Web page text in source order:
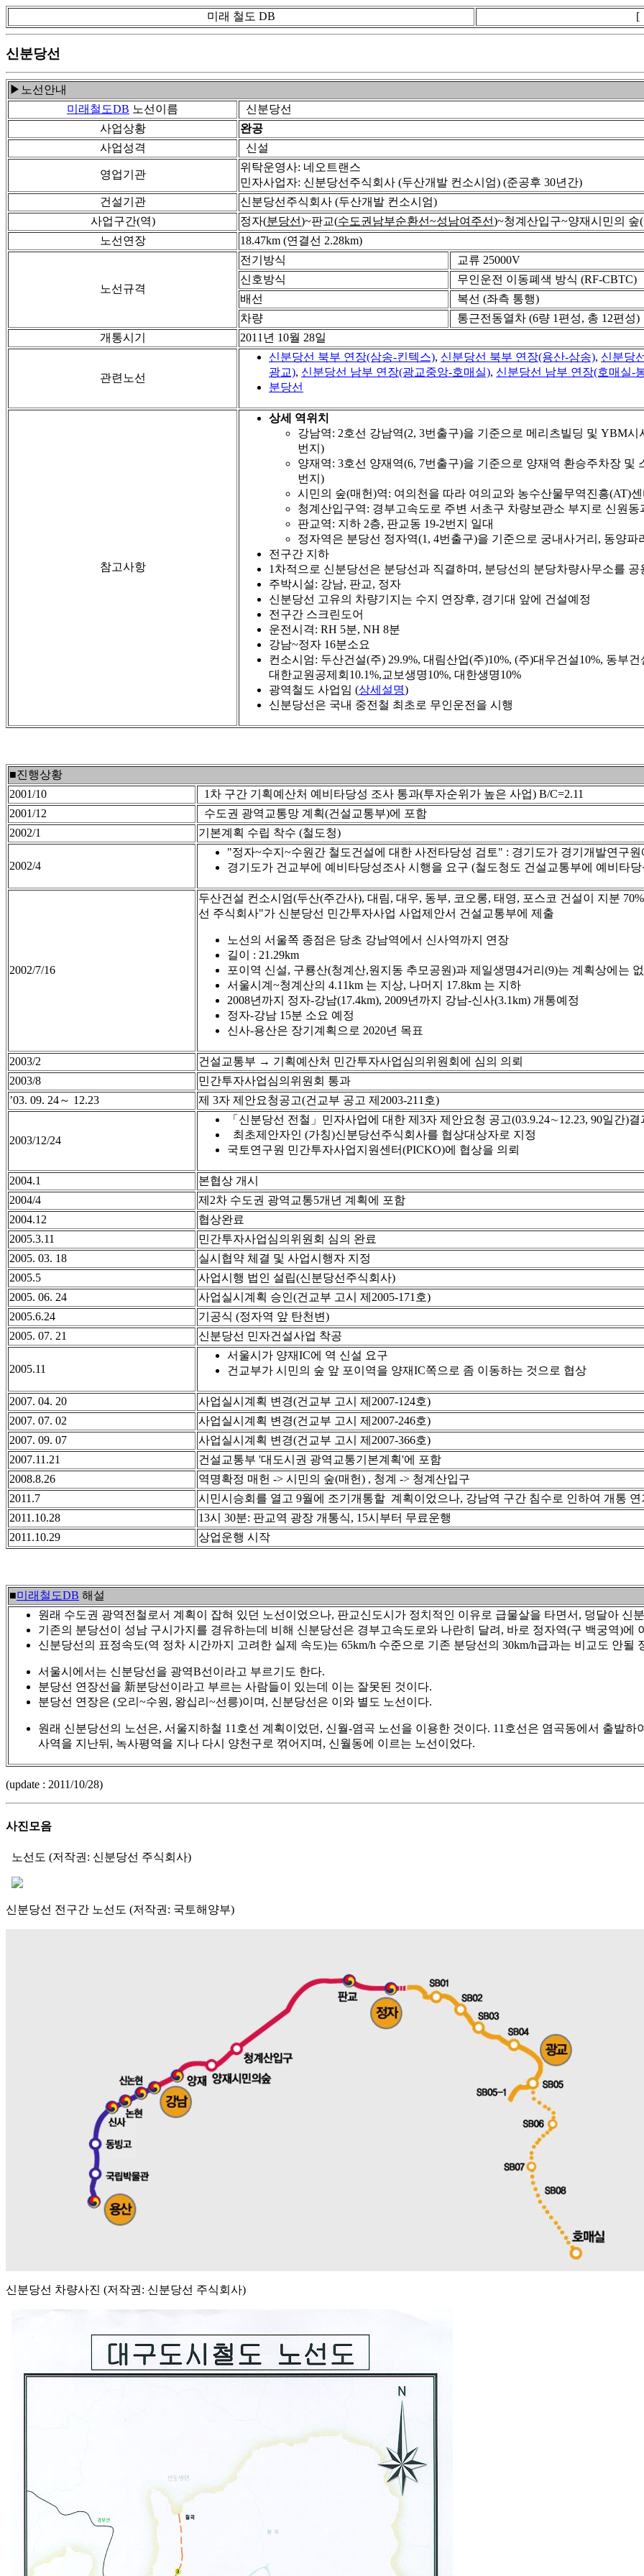
미래 철도 DB
신분당선
▶노선안내
미래철도DB 노선이름
신분당선
사업상황
완공
사업성격
신설
영업기관
위탁운영사: 네오트랜스
민자사업자: 신분당선주식회사 (두산개발 컨소시엄) (준공후 30년간)
건설기관
신분당선주식회사 (두산개발 컨소시엄)
사업구간(역)
정자(분당선)~판교(수도권남부순환선~성남여주선)~청계산입구~양재시민의
노선연장
18.47km (연결선 2.28km)
노선규격
전기방식
교류 25000V
신호방식
무인운전 이동폐색 방식 (RF-CBTC)
배선
복선 (좌측 통행)
차량
통근전동열차 (6량 1편성, 총 12편성)
개통시기
2011년 10월 28일
관련노선
신분당선 북부 연장(삼송-킨텍스), 신분당선 북부 연장(용산-삼송), 신분당
광교), 신분당선 남부 연장(광교중앙-호매실), 신분당선 남부 연장(호매실-
분당선
참고사항
상세 역위치
강남역: 2호선 강남역(2, 3번출구)을 기준으로 메리츠빌딩 및 YBM
번지)
양재역: 3호선 양재역(6, 7번출구)을 기준으로 양재역 환승주차장
번지)
시민의 숲(매헌)역: 여의천을 따라 여의교와 농수산물무역진흥(AT)
청계산입구역: 경부고속도로 주변 서초구 차량보관소 부지로 신원동
판교역: 지하 2층, 판교동 19-2번지 일대
정자역은 분당선 정자역(1, 4번출구)을 기준으로 궁내사거리, 동양파
전구간 지하
1차적으로 신분당선은 분당선과 직결하며, 분당선의 분당차량사무소를 공
주박시설: 강남, 판교, 정자
신분당선 고유의 차량기지는 수지 연장후, 경기대 앞에 건설예정
전구간 스크린도어
운전시격: RH 5분, NH 8분
강남~정자 16분소요
컨소시엄: 두산건설(주) 29.9%, 대림산업(주)10%, (주)대우건설10%, 동부
대한교원공제회10.1%,교보생명10%, 대한생명10%
광역철도 사업임 (상세설명)
신분당선은 국내 중전철 최초로 무인운전을 시행
■진행상황
2001/10
1차 구간 기획예산처 예비타당성 조사 통과(투자순위가 높은 사업) B/C=2.11
2001/12
수도권 광역교통망 계획(건설교통부)에 포함
2002/1
기본계획 수립 착수 (철도청)
2002/4
"정자~수지~수원간 철도건설에 대한 사전타당성 검토" : 경기도가 경기개발연구
경기도가 건교부에 예비타당성조사 시행을 요구 (철도청도 건설교통부에 예비타
2002/7/16
두산건설 컨소시엄(두산(주간사), 대림, 대우, 동부, 코오롱, 태영, 포스코 건설이 지분
선 주식회사"가 신분당선 민간투자사업 사업제안서 건설교통부에 제출
노선의 서울쪽 종점은 당초 강남역에서 신사역까지 연장
길이 : 21.29km
포이역 신설, 구룡산(청계산,원지동 추모공원)과 제일생명4거리(9)는 계획상에는
서울시계~청계산의 4.11km 는 지상, 나머지 17.8km 는 지하
2008년까지 정자-강남(17.4km), 2009년까지 강남-신사(3.1km) 개통예정
정자-강남 15분 소요 예정
신사-용산은 장기계획으로 2020년 목표
2003/2
건설교통부 → 기획예산처 민간투자사업심의위원회에 심의 의뢰
2003/8
민간투자사업심의위원회 통과
’03. 09. 24～ 12.23
제 3자 제안요청공고(건교부 공고 제2003-211호)
2003/12/24
「신분당선 전철」민자사업에 대한 제3자 제안요청 공고(03.9.24∼12.23, 90일간)
최초제안자인 (가칭)신분당선주식회사를 협상대상자로 지정
국토연구원 민간투자사업지원센터(PICKO)에 협상을 의뢰
2004.1
본협상 개시
2004/4
제2차 수도권 광역교통5개년 계획에 포함
2004.12
협상완료
2005.3.11
민간투자사업심의위원회 심의 완료
2005. 03. 18
실시협약 체결 및 사업시행자 지정
2005.5
사업시행 법인 설립(신분당선주식회사)
2005. 06. 24
사업실시계획 승인(건교부 고시 제2005-171호)
2005.6.24
기공식 (정자역 앞 탄천변)
2005. 07. 21
신분당선 민자건설사업 착공
2005.11
서울시가 양재IC에 역 신설 요구
건교부가 시민의 숲 앞 포이역을 양재IC쪽으로 좀 이동하는 것으로 협상
2007. 04. 20
사업실시계획 변경(건교부 고시 제2007-124호)
2007. 07. 02
사업실시계획 변경(건교부 고시 제2007-246호)
2007. 09. 07
사업실시계획 변경(건교부 고시 제2007-366호)
2007.11.21
건설교통부 '대도시권 광역교통기본계획'에 포함
2008.8.26
역명확정 매헌 -> 시민의 숲(매헌) , 청계 -> 청계산입구
2011.7
시민시승회를 열고 9월에 조기개통할 계획이었으나, 강남역 구간 침수로 인하여 개통 연
2011.10.28
13시 30분: 판교역 광장 개통식, 15시부터 무료운행
2011.10.29
상업운행 시작
■미래철도DB 해설
원래 수도권 광역전철로서 계획이 잡혀 있던 노선이었으나, 판교신도시가 정치적인 이유로 급물살을 타면서, 덩달아 신
기존의 분당선이 성남 구시가지를 경유하는데 비해 신분당선은 경부고속도로와 나란히 달려, 바로 정자역(구 백궁역)에
신분당선의 표정속도(역 정차 시간까지 고려한 실제 속도)는 65km/h 수준으로 기존 분당선의 30km/h급과는 비교도 안
서울시에서는 신분당선을 광역B선이라고 부르기도 한다.
분당선 연장선을 新분당선이라고 부르는 사람들이 있는데 이는 잘못된 것이다.
분당선 연장은 (오리~수원, 왕십리~선릉)이며, 신분당선은 이와 별도 노선이다.
원래 신분당선의 노선은, 서울지하철 11호선 계획이었던, 신월-염곡 노선을 이용한 것이다. 11호선은 염곡동에서 출발
사역을 지난뒤, 녹사평역을 지나 다시 양천구로 꺾어지며, 신월동에 이르는 노선이었다.
(update : 2011/10/28)
사진모음
노선도 (저작권: 신분당선 주식회사)
신분당선 전구간 노선도 (저작권: 국토해양부)
신분당선 차량사진 (저작권: 신분당선 주식회사)